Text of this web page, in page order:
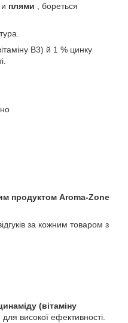
и плями , бореться
B3) й 1 % цинку
продуктом Aroma-Zone
за кожним товаром з
(вітаміну
високої ефективності.